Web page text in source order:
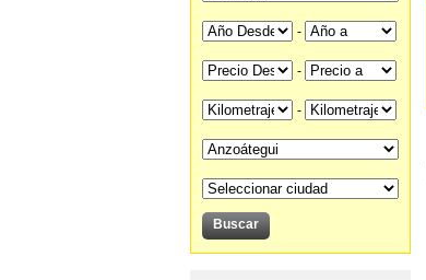
-
-
-